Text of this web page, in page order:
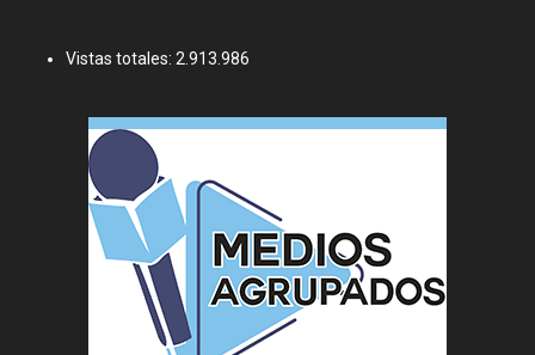
Vistas totales: 2.913.986